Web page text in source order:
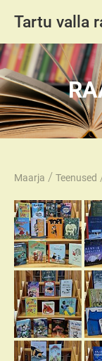
Tartu valla
Maarja / Teenused